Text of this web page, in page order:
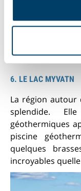
our social media,
may combine it
provided to them
6. LE LAC MYVATN
La région
splendide.
géothermiques
piscine
quelques
incroyables